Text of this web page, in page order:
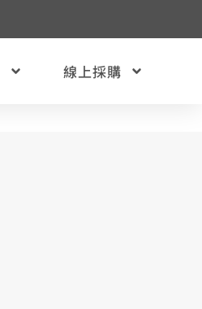
線上採購